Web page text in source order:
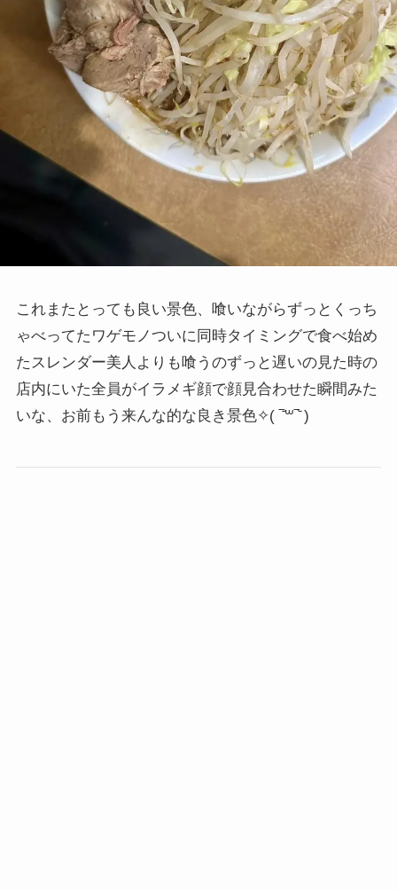
これまたとっても良い景色、喰いながらずっとくっち
ゃべってたワゲモノついに同時タイミングで食べ始め
たスレンダー美人よりも喰うのずっと遅いの見た時の
店内にいた全員がイラメギ顔で顔見合わせた瞬間みた
いな、お前もう来んな的な良き景色✧( ‾᷄꒳‾᷅ )